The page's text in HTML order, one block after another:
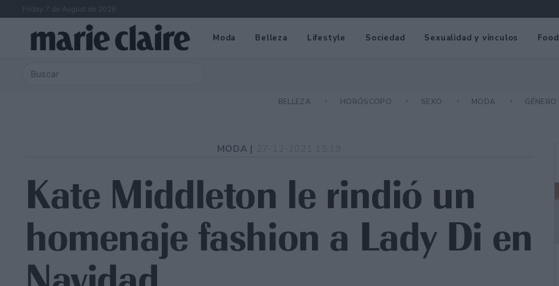
Friday 7 de August de 2026
Moda Belleza Lifestyle Sociedad Sexualidad y vínculos Food
BELLEZA HORÓSCOPO SEXO MODA GÉNERO
MODA |
Kate Middleton le rindió un
homenaje fashion a Lady Di en